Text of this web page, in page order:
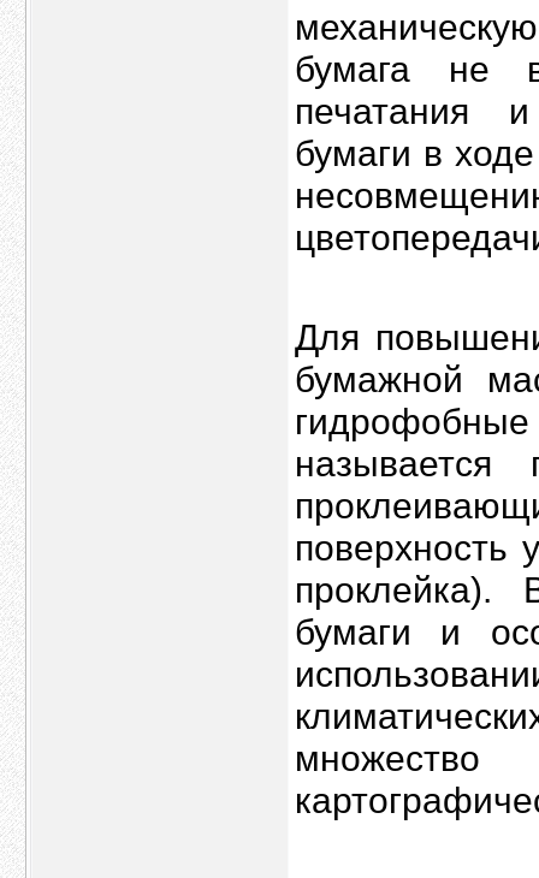
бумага не
печатания
бумаги в
Для
бумажной
поверхность
проклейка).
бумаги и
множество